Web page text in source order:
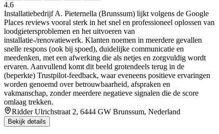
4.6
Installatiebedrijf A. Pieternella (Brunssum) lijkt volgens de Google
Places reviews vooral sterk in het snel en professioneel oplossen van
loodgietersproblemen en het uitvoeren van
installatie-/renovatiewerk. Klanten noemen in meerdere gevallen
snelle respons (ook bij spoed), duidelijke communicatie en
meedenken, met een afwerking die als netjes en zorgvuldig wordt
ervaren. Aanvullend komt dit beeld grotendeels terug in de
(beperkte) Trustpilot-feedback, waar eveneens positieve ervaringen
worden genoemd over betrouwbaarheid, afspraken en
vakmanschap, zonder meerdere negatieve signalen die de score
omlaag trekken.
Ridder Ulrichstraat 2, 6444 GW Brunssum, Nederland
Bekijk details